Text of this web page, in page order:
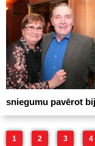
sniegumu pavērot
1 2 3 4